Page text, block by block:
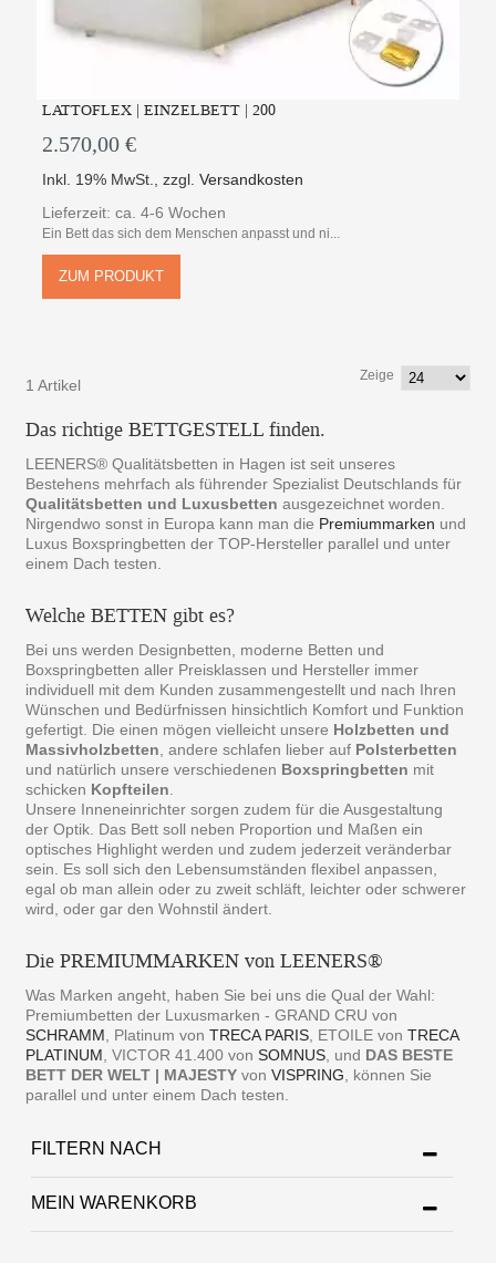
LATTOFLEX | EINZELBETT | 200
2.570,00 €
Inkl. 19% MwSt. ,zzgl.Versandkosten
Lieferzeit: ca. 4-6 Wochen
Ein Bett das sich dem Menschen anpasst und ni...
ZUM PRODUKT
1 Artikel
Zeige
Das richtige BETTGESTELL finden.
LEENERS® Qualitätsbetten in Hagen ist seit unseres
Bestehens mehrfach als führender Spezialist Deutschlands für
Qualitätsbetten und Luxusbettenausgezeichnet worden.
Nirgendwo sonst in Europa kann man die Premiummarken und
Luxus Boxspringbetten der TOP-Hersteller parallel und unter
einem Dach testen.
Welche BETTEN gibt es?
Bei uns werden Designbetten, moderne Betten und
Boxspringbetten aller Preisklassen und Hersteller immer
individuell mit dem Kunden zusammengestellt und nach Ihren
Wünschen und Bedürfnissen hinsichtlich Komfort und Funktion
gefertigt. Die einen mögen vielleicht unsere Holzbetten und
Massivholzbetten , andere schlafen lieber auf Polsterbetten
und natürlich unsere verschiedenen Boxspringbetten mit
schicken Kopfteilen
Unsere Inneneinrichter sorgen zudem für die Ausgestaltung
der Optik. Das Bett soll neben Proportion und Maßen ein
optisches Highlight werden und zudem jederzeit veränderbar
sein. Es soll sich den Lebensumständen flexibel anpassen,
egal ob man allein oder zu zweit schläft, leichter oder schwerer
wird, oder gar den Wohnstil ändert.
Die PREMIUMMARKEN von LEENERS®
Was Marken angeht, haben Sie bei uns die Qual der Wahl:
Premiumbetten der Luxusmarken - GRAND CRU von
SCHRAMM , Platinum vonTRECA PARIS , ETOILE vonTRECA
PLATINUM , VICTOR 41.400 vonSOMNUS , und DAS BESTE
BETT DER WELT | MAJESTYvonVISPRING , können Sie
parallel und unter einem Dach testen.
FILTERN NACH
MEIN WARENKORB